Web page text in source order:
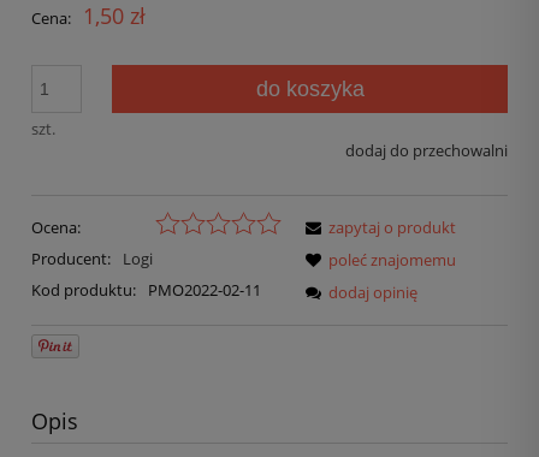
Cena: 1,50 zł
szt.
do koszyka
dodaj do przechowalni
Ocena:
Producent:
Logi
Kod produktu:
PMO2022-02-11
zapytaj o produkt
poleć znajomemu
dodaj opinię
Opis